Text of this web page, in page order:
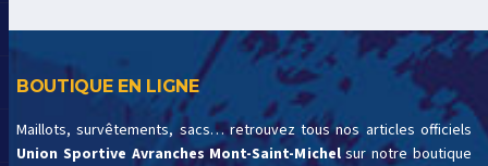
BOUTIQUE EN LIGNE
Maillots, survêtements, sacs… retrouvez tous nos articles officiels
Union Sportive Avranches Mont-Saint-Michelsur notre boutique